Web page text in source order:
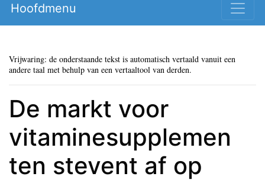
Hoofdmenu
Vrijwaring: de onderstaande tekst is automatisch vertaald vanuit een
andere taal met behulp van een vertaaltool van derden.
De markt voor
vitaminesupplemen
ten stevent af op